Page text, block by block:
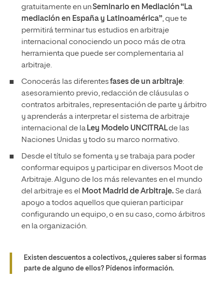
gratuitamente en unSeminario en Mediación “La
mediación en España y Latinoamérica”, que te
permitirá terminar tus estudios en arbitraje
internacional conociendo un poco más de otra
herramienta que puede ser complementaria al
arbitraje.
Conocerás las diferentesfases de un arbitraje:
asesoramiento previo, redacción de cláusulas o
contratos arbitrales, representación de parte y árbitro
y aprenderás a interpretar el sistema de arbitraje
internacional de la Ley Modelo UNCITRALde las
Naciones Unidas y todo su marco normativo.
Desde el título se fomenta y se trabaja para poder
conformar equipos y participar en diversos Moot de
Arbitraje. Alguno de los más relevantes en el mundo
del arbitraje es el
Moot Madrid de Arbitraje. Se dará
apoyo a todos aquellos que quieran participar
configurando un equipo, o en su caso, como árbitros
en la organización.
Existen descuentos a colectivos, ¿quieres saber si formas
parte de alguno de ellos? Pídenos información.